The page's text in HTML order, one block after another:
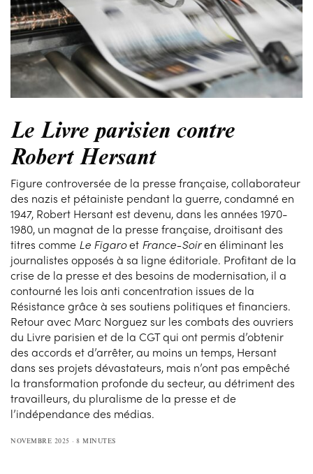
Le Livre parisien contre
Robert Hersant
Figure controversée de la presse française, collaborateur
des nazis et pétainiste pendant la guerre, condamné en
1947, Robert Hersant est devenu, dans les années 1970-
1980, un magnat de la presse française, droitisant des
titres comme Le Figaroet France-Soiren éliminant les
journalistes opposés à sa ligne éditoriale. Profitant de la
crise de la presse et des besoins de modernisation, il a
contourné les lois anti concentration issues de la
Résistance grâce à ses soutiens politiques et financiers.
Retour avec Marc Norguez sur les combats des ouvriers
du Livre parisien et de la CGT qui ont permis d’obtenir
des accords et d’arrêter, au moins un temps, Hersant
dans ses projets dévastateurs, mais n’ont pas empêché
la transformation profonde du secteur, au détriment des
travailleurs, du pluralisme de la presse et de
l’indépendance des médias.
NOVEMBRE 2025 8 MINUTES